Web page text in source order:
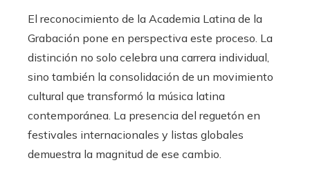
El reconocimiento de la Academia Latina de la
Grabación pone en perspectiva este proceso. La
distinción no solo celebra una carrera individual,
sino también la consolidación de un movimiento
cultural que transformó la música latina
contemporánea. La presencia del reguetón en
festivales internacionales y listas globales
demuestra la magnitud de ese cambio.